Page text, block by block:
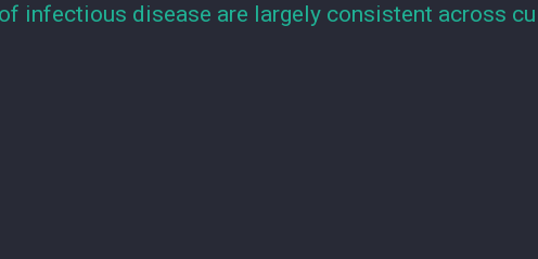
infectious disease are largely consistent across